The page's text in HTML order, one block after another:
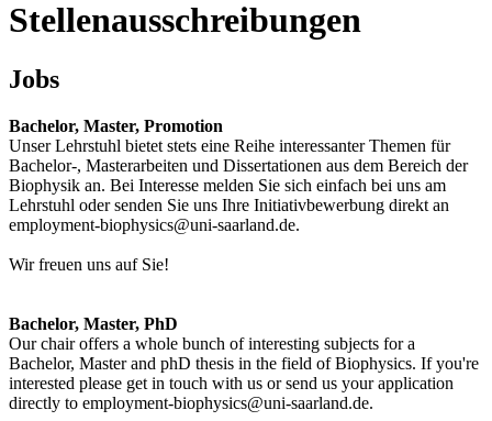
Stellenausschreibungen
Jobs
Bachelor, Master, Promotion
Unser Lehrstuhl bietet stets eine Reihe interessanter Themen für
Bachelor-, Masterarbeiten und Dissertationen aus dem Bereich der
Biophysik an. Bei Interesse melden Sie sich einfach bei uns am
Lehrstuhl oder senden Sie uns Ihre Initiativbewerbung direkt an
employment-biophysics@uni-saarland.de.
Wir freuen uns auf Sie!
Bachelor, Master, PhD
Our chair offers a whole bunch of interesting subjects for a
Bachelor, Master and phD thesis in the field of Biophysics. If you're
interested please get in touch with us or send us your application
directly to employment-biophysics@uni-saarland.de.